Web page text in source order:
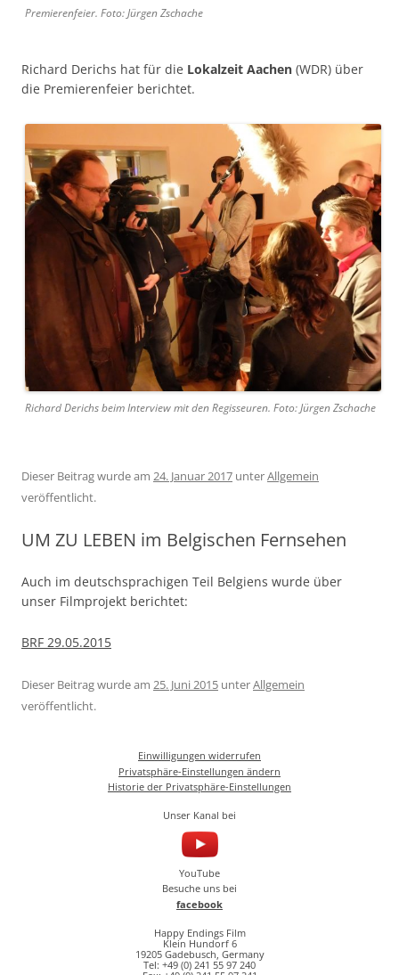
Premierenfeier. Foto: Jürgen Zschache
Richard Derichs hat für die Lokalzeit Aachen (WDR) über
die Premierenfeier berichtet.
Richard Derichs beim Interview mit den Regisseuren. Foto: Jürgen Zschache
Dieser Beitrag wurde am 24. Januar 2017 unterAllgemein
veröffentlicht.
UM ZU LEBEN im Belgischen Fernsehen
Auch im deutschsprachigen Teil Belgiens wurde über
unser Filmprojekt berichtet:
BRF 29.05.2015
Dieser Beitrag wurde am 25. Juni 2015 unterAllgemein
veröffentlicht.
Einwilligungen widerrufen
Privatsphäre-Einstellungen ändern
Historie der Privatsphäre-Einstellungen
Unser Kanal bei
YouTube
Besuche uns bei
facebook
Happy Endings Film
Klein Hundorf 6
19205 Gadebusch, Germany
Tel: +49 (0) 241 55 97 240